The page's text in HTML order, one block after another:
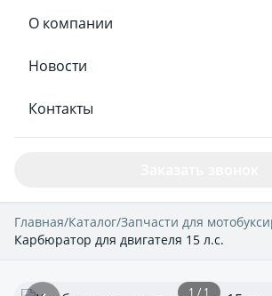
О компании
Новости
Контакты
Главная/Каталог/Запчасти для
Карбюратор для двигателя 15 л.с.
1 / 1